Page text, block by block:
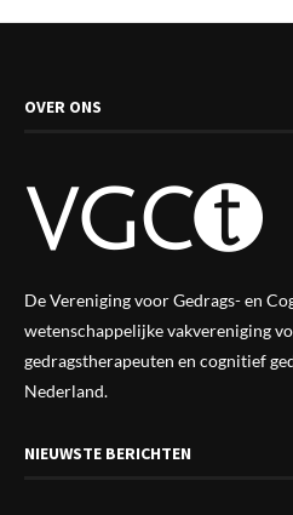
OVER ONS
De Vereniging voor Gedrags- en
wetenschappelijke vakvereniging
gedragstherapeuten en cognitief
Nederland.
NIEUWSTE BERICHTEN